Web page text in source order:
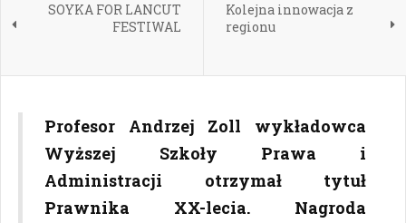
SOYKA FOR LANCUT
FESTIWAL
Kolejna innowacja z
regionu
Profesor Andrzej Zoll wykładowca
Wyższej Szkoły Prawa i
Administracji otrzymał tytuł
Prawnika XX-lecia. Nagroda